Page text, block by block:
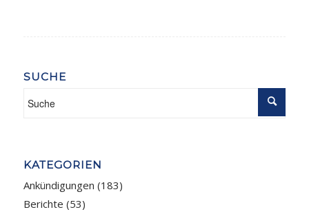
SUCHE
KATEGORIEN
Ankündigungen (183)
Berichte (53)